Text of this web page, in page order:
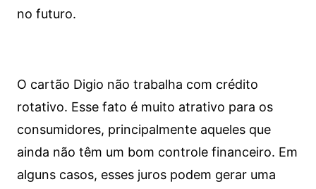
no futuro.
O cartão Digio não trabalha com crédito
rotativo. Esse fato é muito atrativo para os
consumidores, principalmente aqueles que
ainda não têm um bom controle financeiro. Em
alguns casos, esses juros podem gerar uma